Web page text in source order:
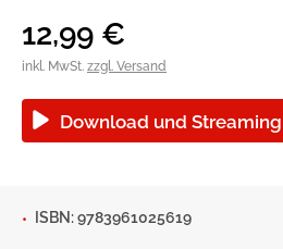
12,99 €
inkl. MwSt. zzgl. Versand
Download und Streaming
ISBN: 9783961025619